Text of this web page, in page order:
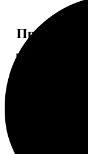
Примеры